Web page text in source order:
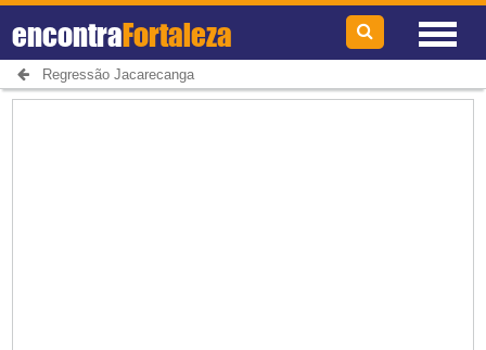
encontraFortaleza
Regressão Jacarecanga